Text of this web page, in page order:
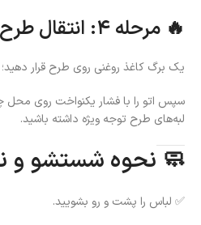
🔥 مرحله ۴: انتقال طرح با اتو
یک برگ کاغذ روغنی روی طرح قرار
سپس اتو را با فشار یکنواخت روی محل
لبه‌های طرح توجه ویژه داشته باشید.
🧼 نحوه شستشو و
✅ لباس را پشت و رو بشویید.